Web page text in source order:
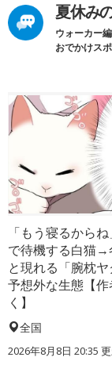
夏休み
ウォーカー
おでかけス
「もう寝るから
で待機する白猫→
と現れる「腕枕
予想外な生態【
く】
全国
2026年8月8日 20:35